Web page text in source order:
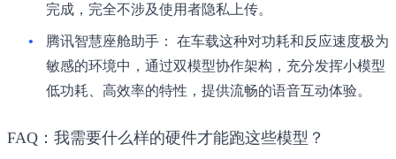
完成，完全不涉及使用者隐私上传。
腾讯智慧座舱助手：
在车载这种对功耗和反应速度极为
敏感的环境中，通过双模型协作架构，充分发挥小模型
低功耗、高效率的特性，提供流畅的语音互动体验。
FAQ：我需要什么样的硬件才能跑这些模型？